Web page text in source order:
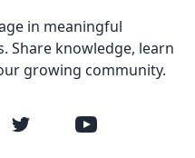
in meaningful
Share knowledge, learn
growing community.
Twitter YouTube